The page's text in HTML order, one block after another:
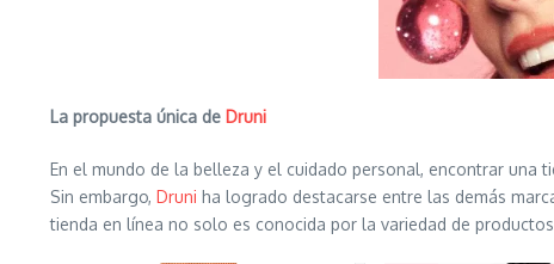
La propuesta única de Druni
En el mundo de la belleza y el cuidado personal, encontrar
Sin embargo, Druni ha logrado destacarse entre las demás
tienda en línea no solo es conocida por la variedad de